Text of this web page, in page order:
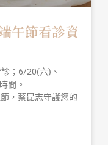
午節看診資
；6/20(六)、
間。
，蔡昆志守護您的